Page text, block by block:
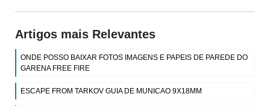
Artigos mais Relevantes
ONDE POSSO BAIXAR FOTOS IMAGENS E PAPEIS DE PAREDE DO
GARENA FREE FIRE
ESCAPE FROM TARKOV GUIA DE MUNICAO 9X18MM